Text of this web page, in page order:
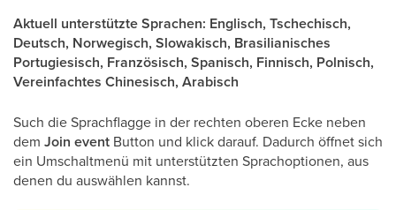
Aktuell unterstützte Sprachen: Englisch, Tschechisch,
Deutsch, Norwegisch, Slowakisch, Brasilianisches
Portugiesisch, Französisch, Spanisch, Finnisch, Polnisch,
Vereinfachtes Chinesisch, Arabisch
Such die Sprachflagge in der rechten oberen Ecke neben
dem Join event Button und klick darauf. Dadurch öffnet sich
ein Umschaltmenü mit unterstützten Sprachoptionen, aus
denen du auswählen kannst.